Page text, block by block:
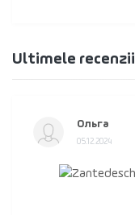
Ultimele recenzii
Ольга
05.12.2024